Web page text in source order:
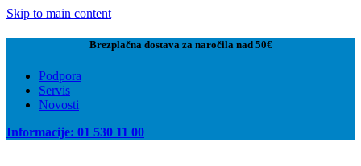
Skip to main content
Brezplačna dostava za naročila nad 50€
Podpora
Servis
Novosti
Informacije: 01 530 11 00